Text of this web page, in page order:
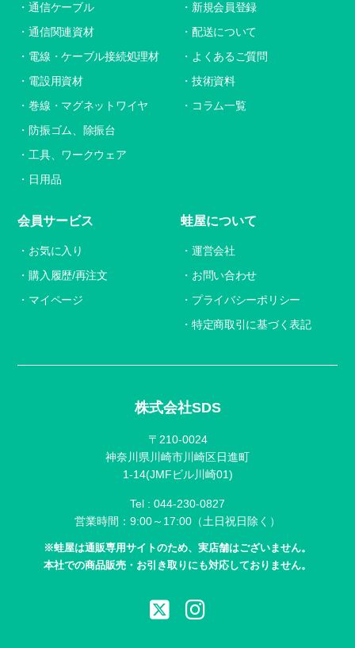
株式会社SDS
〒210-0024
神奈川県川崎市川崎区日進町
1-14(JMFビル川崎01)
Tel : 044-230-0827
営業時間：9:00～17:00（土日祝日除く）
※蛙屋は通販専用サイトのため、実店舗はございません。
本社での商品販売・お引き取りにも対応しておりません。
通信ケーブル
通信関連資材
電線・ケーブル接続処理材
電設用資材
巻線・マグネットワイヤ
防振ゴム、除振台
工具、ワークウェア
日用品
新規会員登録
配送について
よくあるご質問
技術資料
コラム一覧
会員サービス
お気に入り
購入履歴/再注文
マイページ
蛙屋について
運営会社
お問い合わせ
プライバシーポリシー
特定商取引に基づく表記